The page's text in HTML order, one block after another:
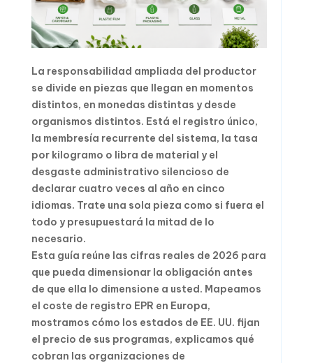
La responsabilidad ampliada del productor
se divide en piezas que llegan en momentos
distintos, en monedas distintas y desde
organismos distintos. Está el registro único,
la membresía recurrente del sistema, la tasa
por kilogramo o libra de material y el
desgaste administrativo silencioso de
declarar cuatro veces al año en cinco
idiomas. Trate una sola pieza como si fuera el
todo y presupuestará la mitad de lo
necesario.
Esta guía reúne las cifras reales de 2026 para
que pueda dimensionar la obligación antes
de que ella lo dimensione a usted. Mapeamos
el coste de registro EPR en Europa,
mostramos cómo los estados de EE. UU. fijan
el precio de sus programas, explicamos qué
cobran las organizaciones de